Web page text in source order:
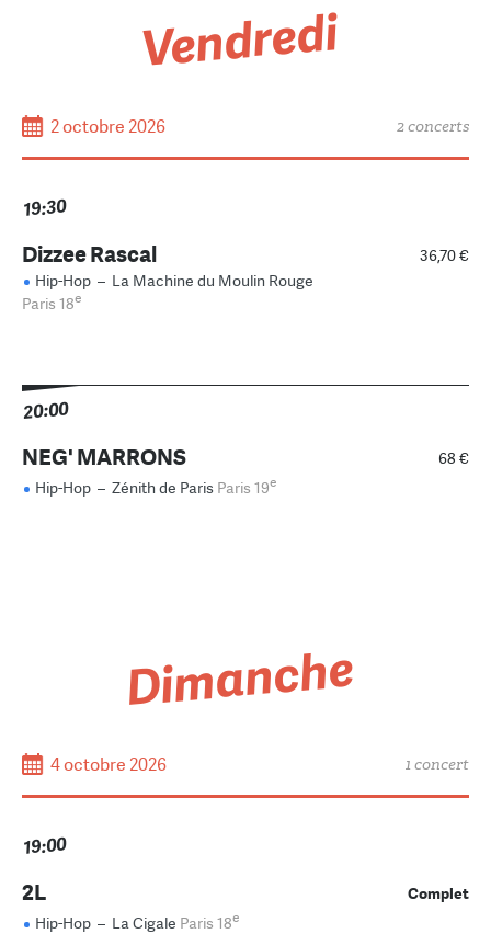
Vendredi
2 octobre 2026 2 concerts
19:30
36,70 €
Dizzee Rascal
Hip-Hop – La Machine du Moulin Rouge
Paris 18e
20:00
68 €
NEG' MARRONS
Hip-Hop – Zénith de Paris Paris 19e
Dimanche
4 octobre 2026 1 concert
19:00
Complet
2L
Hip-Hop – La Cigale Paris 18e